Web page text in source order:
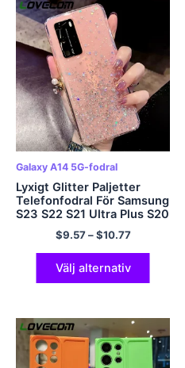
Galaxy A14 5G-fodral
Lyxigt Glitter Paljetter
Telefonfodral För Samsung
S23 S22 S21 Ultra Plus S20
FE A54 A34 A14 A24 A53
A52 A23 A13 5G Mjukt
genomskinligt skal
$9.57–$10.77
Välj alternativ